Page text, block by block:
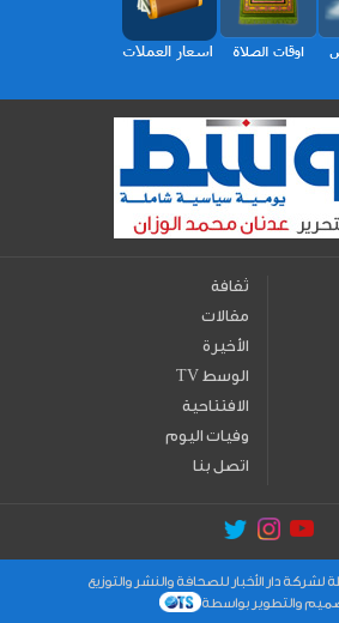
ثقافة
مقالات
الأخيرة
TV الوسط
الافتتاحية
وفيات اليوم
اتصل بنا
دار الأخبار للصحافة والنشر والتوزيع
والتطوير بواسطة